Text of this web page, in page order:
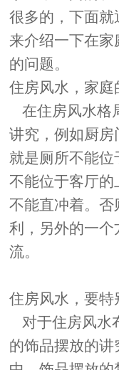
很多的，下面就
来介绍一下在
的问题。
住房风水，家庭
在住房风水格
讲究，例如厨房
就是厕所不能
不能位于客厅的
不能直冲着。否
利，另外的一
流。
住房风水，要特
对于住房风水
的饰品摆放的